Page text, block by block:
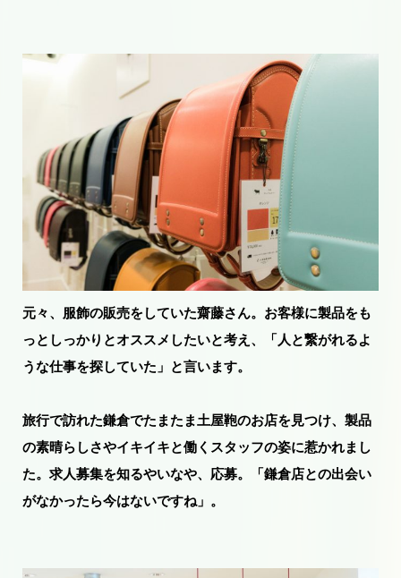
元々、服飾の販売をしていた齋藤さん。お客様に製品をも
っとしっかりとオススメしたいと考え、
「人と繋がれるよ
うな仕事を探していた」 と言います。
旅行で訪れた鎌倉でたまたま土屋鞄のお店を見つけ、製品
の素晴らしさやイキイキと働くスタッフの姿に惹かれまし
た。求人募集を知るやいなや、応募。「鎌倉店との出会い
がなかったら今はないですね」。